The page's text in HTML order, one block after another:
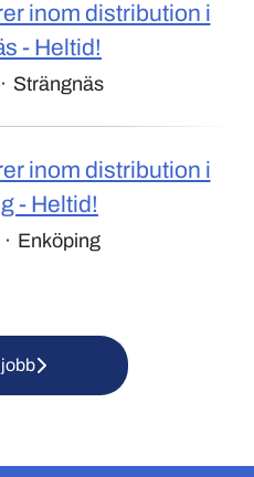
inom distribution i
- Heltid!
· Strängnäs
inom distribution i
- Heltid!
· Enköping